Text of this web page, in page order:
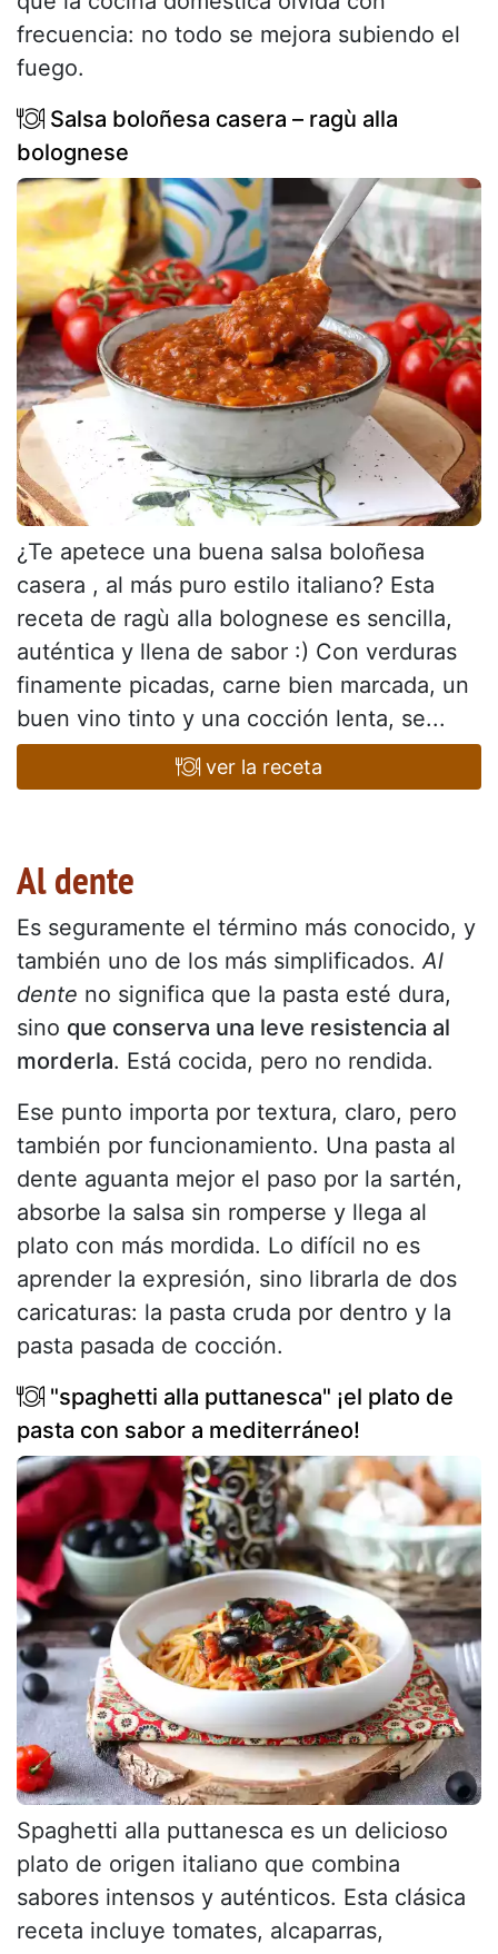
frecuencia: no todo se mejora subiendo el
fuego.
Salsa boloñesa casera – ragù alla
bolognese
¿Te apetece una buena salsa boloñesa
casera , al más puro estilo italiano? Esta
receta de ragù alla bolognese es sencilla,
auténtica y llena de sabor :) Con verduras
finamente picadas, carne bien marcada, un
buen vino tinto y una cocción lenta, se...
ver la receta
Al dente
Es seguramente el término más conocido, y
también uno de los más simplificados.Al
dente no significa que la pasta esté dura,
sino que conserva una leve resistencia al
morderla. Está cocida, pero no rendida.
Ese punto importa por textura, claro, pero
también por funcionamiento. Una pasta al
dente aguanta mejor el paso por la sartén,
absorbe la salsa sin romperse y llega al
plato con más mordida. Lo difícil no es
aprender la expresión, sino librarla de dos
caricaturas: la pasta cruda por dentro y la
pasta pasada de cocción.
"spaghetti alla puttanesca" ¡el plato de
pasta con sabor a mediterráneo!
Spaghetti alla puttanesca es un delicioso
plato de origen italiano que combina
sabores intensos y auténticos. Esta clásica
receta incluye tomates, alcaparras,